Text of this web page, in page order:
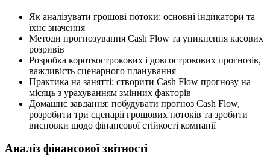
Як аналізувати грошові потоки: основні індикатори та
їхнє значення
Методи прогнозування Cash Flow та уникнення касових
розривів
Розробка короткострокових і довгострокових прогнозів,
важливість сценарного планування
Практика на занятті: створити Cash Flow прогнозу на
місяць з урахуванням змінних факторів
Домашнє завдання: побудувати прогноз Cash Flow,
розробити три сценарії грошових потоків та зробити
висновки щодо фінансової стійкості компанії
Аналіз фінансової звітності